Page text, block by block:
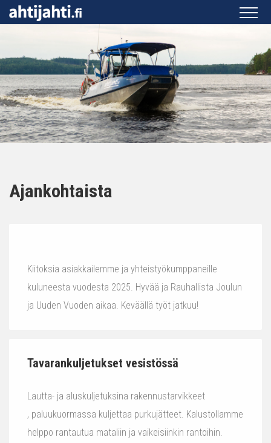
Ajankohtaista
Kiitoksia asiakkailemme ja yhteistyökumppaneille
kuluneesta vuodesta 2025. Hyvää ja Rauhallista Joulun
ja Uuden Vuoden aikaa. Keväällä työt jatkuu!
Tavarankuljetukset vesistössä
Lautta- ja aluskuljetuksina rakennustarvikkeet
, paluukuormassa kuljettaa purkujätteet. Kalustollamme
helppo rantautua mataliin ja vaikeisiinkin rantoihin.